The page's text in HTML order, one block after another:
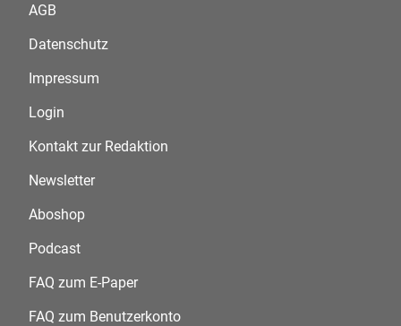
AGB
Datenschutz
Impressum
Login
Kontakt zur Redaktion
Newsletter
Aboshop
Podcast
FAQ zum E-Paper
FAQ zum Benutzerkonto